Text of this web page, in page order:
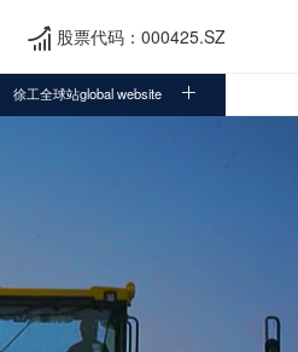
 股票代码：000425.SZ
徐工全球站global website 